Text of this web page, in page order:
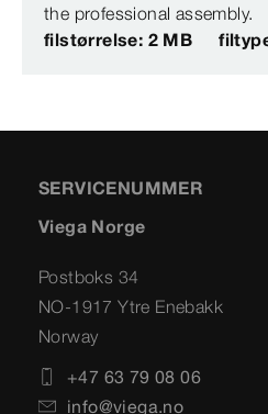
the professional assembly.
filstørrelse: 2 MB
SERVICENUMMER
Viega Norge
Postboks 34
NO-1917 Ytre Enebakk
Norway
+47 63 79 08 06
info@viega.no